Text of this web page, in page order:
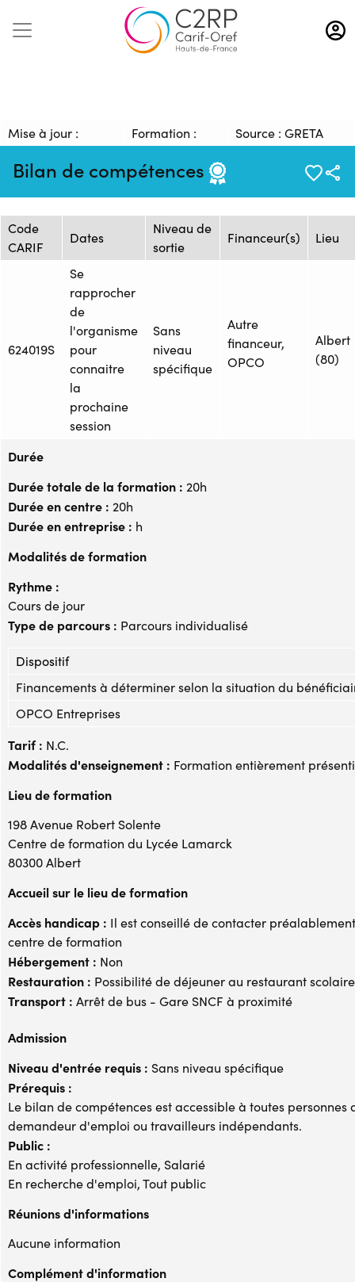
Aller
au
contenu
Bilan de compétences
Mise à jour :
11/05/2026
Formation :
1613936
Source : GRETA
SOMME
Session de formation
Code
CARIF
Dates
Niveau de
sortie
Financeur(s) Lieu
624019S
Se
rapprocher
de
l'organisme
pour
connaitre
la
prochaine
session
Sans
niveau
spécifique
Autre
financeur,
OPCO
Albert
(80)
Durée
Durée totale de la formation : 20h
Durée en centre : 20h
Durée en entreprise : h
Modalités de formation
Rythme :
Cours de jour
Type de parcours : Parcours individualisé
Dispositif
Financements à déterminer selon la situation du
OPCO Entreprises
Tarif : N.C.
Modalités d'enseignement : Formation entièrement
Lieu de formation
198 Avenue Robert Solente
Centre de formation du Lycée Lamarck
80300 Albert
Accueil sur le lieu de formation
Accès handicap : Il est conseillé de contacter
centre de formation
Hébergement : Non
Restauration : Possibilité de déjeuner au restaurant scolaire
Transport : Arrêt de bus - Gare SNCF à proximité
Admission
Niveau d'entrée requis : Sans niveau spécifique
Prérequis :
Le bilan de compétences est accessible à toutes
demandeur d'emploi ou travailleurs indépendants.
Public :
En activité professionnelle, Salarié
En recherche d'emploi, Tout public
Réunions d'informations
Aucune information
Complément d'information